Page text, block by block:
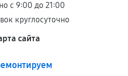
с 9:00 до 21:00
круглосуточно
сайта